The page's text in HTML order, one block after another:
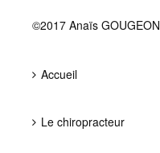
©2017 Anaïs GOUGEON
Accueil
Le chiropracteur